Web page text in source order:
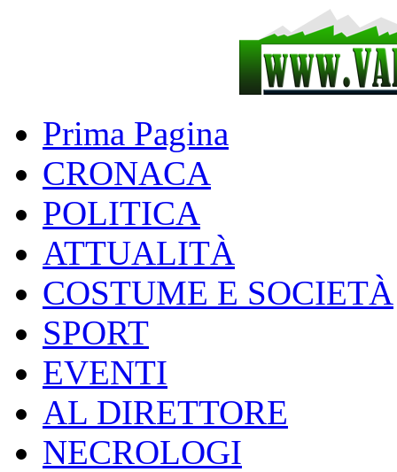
Prima Pagina
CRONACA
POLITICA
ATTUALITÀ
COSTUME E SOCIETÀ
SPORT
EVENTI
AL DIRETTORE
NECROLOGI